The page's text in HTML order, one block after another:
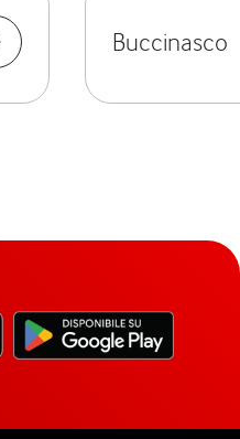
Buccinasco